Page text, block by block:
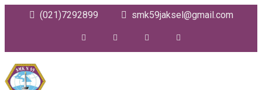
(021)7292899 smk59jaksel@gmail.com